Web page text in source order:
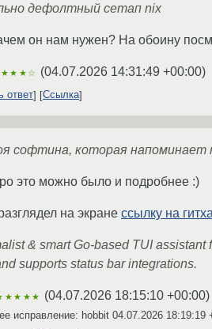
дефолтный сетап nix
он нам нужен? На обоину
(04.07.2026 14:31:49 +00:00)
ответ Ссылка
софтина, которая напоминает
это можно было и подробнее :)
на экране ссылку на
& smart Go-based TUI
supports status bar integrations.
(04.07.2026 18:15:10 +00:00)
исправление: hobbit 04.07.2026 18:19:19